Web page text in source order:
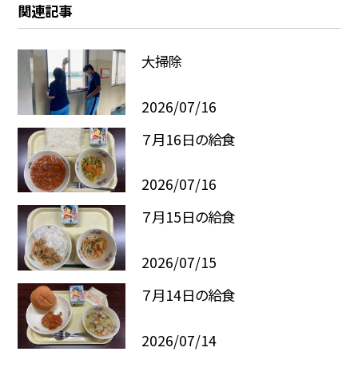
関連記事
大掃除
2026/07/16
７月16日の給食
2026/07/16
７月15日の給食
2026/07/15
７月14日の給食
2026/07/14